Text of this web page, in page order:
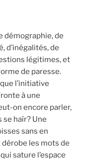
démographie, de
d’inégalités, de
légitimes, et
de paresse.
l’initiative
à une
on encore parler,
se haïr? Une
sans en
les mots de
sature l’espace